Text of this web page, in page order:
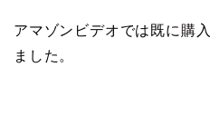
アマゾンビデオでは既に購
ました。